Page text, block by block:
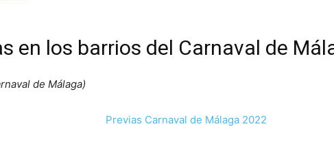
en los barrios del Carnaval de
de Málaga)